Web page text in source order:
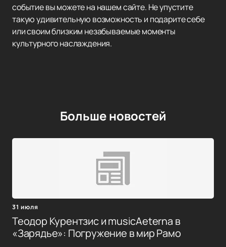
событие вы можете на нашем сайте. Не упустите
такую удивительную возможность и подарите себе
или своим близким незабываемые моменты
культурного наслаждения.
Больше новостей
31 июля
Теодор Курентзис и musicAeterna в
«Зарядье»: Погружение в мир Рамо